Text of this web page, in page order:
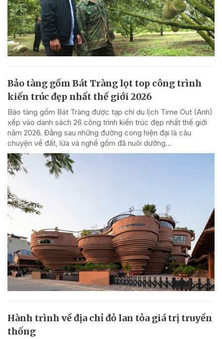
Bảo tàng gốm Bát Tràng lọt top công trình
kiến trúc đẹp nhất thế giới 2026
Bảo tàng gốm Bát Tràng được tạp chí du lịch Time Out (Anh)
xếp vào danh sách 26 công trình kiến trúc đẹp nhất thế giới
năm 2026. Đằng sau những đường cong hiện đại là câu
chuyện về đất, lửa và nghề gốm đã nuôi dưỡng...
Hành trình về địa chỉ đỏ lan tỏa giá trị truyền
thống